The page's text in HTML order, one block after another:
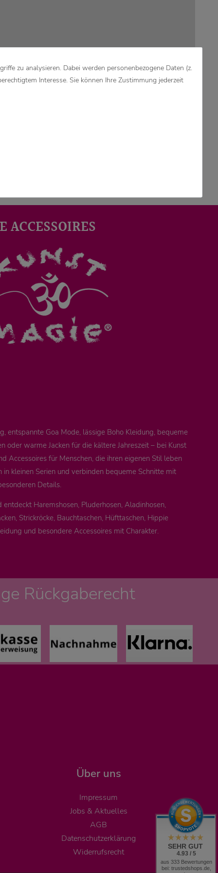
entspannte Goa Mode, lässige Boho Kleidung, bequeme
oder warme Jacken für die kältere Jahreszeit – bei Kunst
Accessoires für Menschen, die ihren eigenen Stil leben
kleinen Serien und verbinden bequeme Schnitte mit
Details.
Haremshosen, Pluderhosen, Aladinhosen,
Strickröcke, Bauchtaschen, Hüfttaschen, Hippie
und besondere Accessoires mit Charakter.
Rückgaberecht
Über uns
Impressum
Jobs & Aktuelles
AGB
Datenschutzerklärung
Widerrufsrecht
zu analysieren. Dabei werden personenbezogene Daten (z.
Interesse. Sie können Ihre Zustimmung jederzeit
SEHR GUT
4.93 / 5
aus 333 Bewertungen
bei: trustedshops.de,